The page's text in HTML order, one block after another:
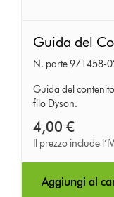
del
Contenitore
Guida del
N. parte 971458-
Guida del
filo Dyson.
4,00 €
Il prezzo include
Aggiungi al